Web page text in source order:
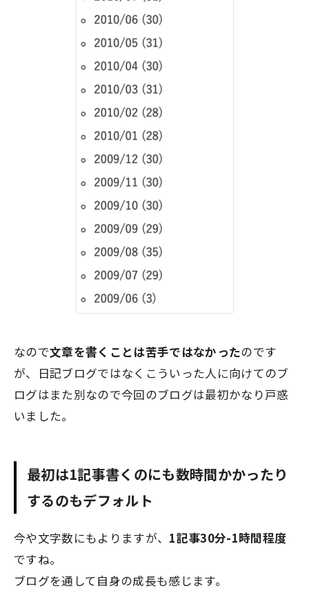
なので文章を書くことは苦手ではなかったのです
が、日記ブログではなくこういった人に向けてのブ
ログはまた別なので今回のブログは最初かなり戸惑
いました。
最初は1記事書くのにも数時間かかったり
するのもデフォルト
今や文字数にもよりますが、 1記事30分-1時間程度
ですね。
ブログを通して自身の成長も感じます。